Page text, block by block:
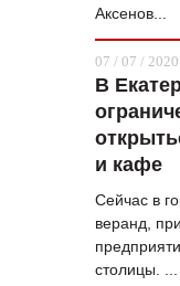
Аксенов...
07 / 07 / 2020
В
и кафе
Сейчас в
веранд,
столицы. ...